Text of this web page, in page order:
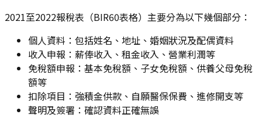
2021至2022報稅表（BIR60表格）主要分為以下幾個部分：
個人資料：包括姓名、地址、婚姻狀況及配偶資料
收入申報：薪俸收入、租金收入、營業利潤等
免稅額申報：基本免稅額、子女免稅額、供養父母免稅
額等
扣除項目：強積金供款、自願醫保保費、進修開支等
聲明及簽署：確認資料正確無誤